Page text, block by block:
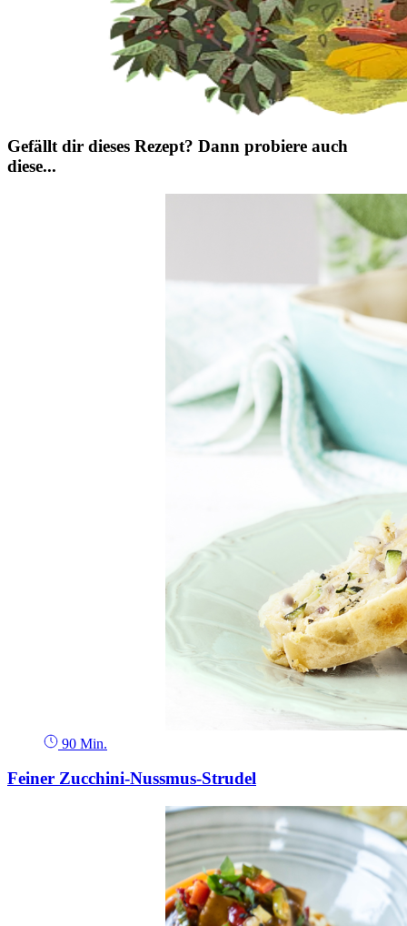
Gefällt dir dieses Rezept? Dann probiere auch
diese...
90 Min.
Feiner Zucchini-Nussmus-Strudel